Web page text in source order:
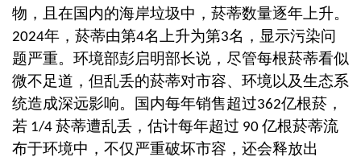
物，且在国内的海岸垃圾中，菸蒂数量逐年上升。
2024年，菸蒂由第4名上升为第3名，显示污染问
题严重。环境部彭启明部长说，尽管每根菸蒂看似
微不足道，但乱丢的菸蒂对市容、环境以及生态系
统造成深远影响。国内每年销售超过362亿根菸，
若 1/4 菸蒂遭乱丢，估计每年超过 90 亿根菸蒂流
布于环境中，不仅严重破坏市容，还会释放出